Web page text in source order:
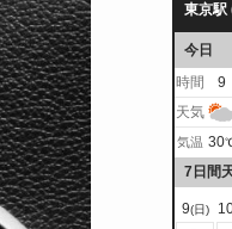
東京駅
今日
時間
9
天気
気温 30
7日間
9(日)